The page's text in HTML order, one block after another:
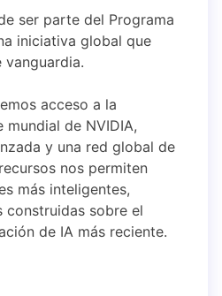
ser parte del Programa
iniciativa global que
acceso a la
de NVIDIA,
y una red global de
nos permiten
más inteligentes,
construidas sobre el
de IA más reciente.